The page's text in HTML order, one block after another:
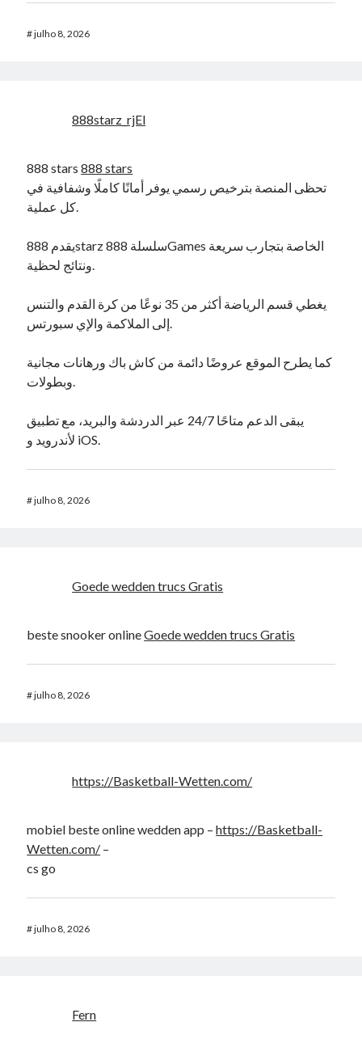
#julho 8, 2026
888starz_rjEl
888 stars888 stars
تحظى المنصة بترخيص رسمي يوفر أمانًا كاملًا وشفافية في
كل عملية.
يقدم 888starz سلسلة 888Games الخاصة بتجارب سريعة
ونتائج لحظية.
يغطي قسم الرياضة أكثر من 35 نوعًا من كرة القدم والتنس
إلى الملاكمة والإي سبورتس.
كما يطرح الموقع عروضًا دائمة من كاش باك ورهانات مجانية
وبطولات.
يبقى الدعم متاحًا 24/7 عبر الدردشة والبريد، مع تطبيق
لأندرويد و iOS.
#julho 8, 2026
Goede wedden trucs Gratis
beste snooker onlineGoede wedden trucs Gratis
#julho 8, 2026
https://Basketball-Wetten.com/
mobiel beste online wedden app –https://Basketball-
Wetten.com/ –
cs go
#julho 8, 2026
Fern